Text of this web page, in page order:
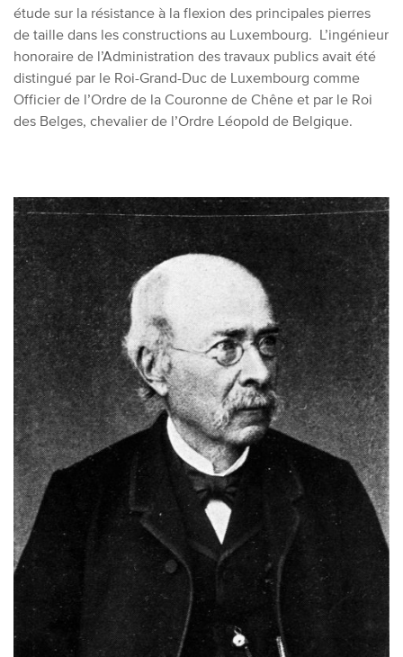
étude sur la résistance à la flexion des principales pierres
de taille dans les constructions au Luxembourg. L’ingénieur
honoraire de l’Administration des travaux publics avait été
distingué par le Roi-Grand-Duc de Luxembourg comme
Officier de l’Ordre de la Couronne de Chêne et par le Roi
des Belges, chevalier de l’Ordre Léopold de Belgique.